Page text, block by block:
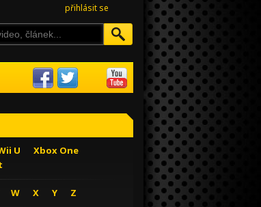
přihlásit se
U
Xbox One
W X Y Z